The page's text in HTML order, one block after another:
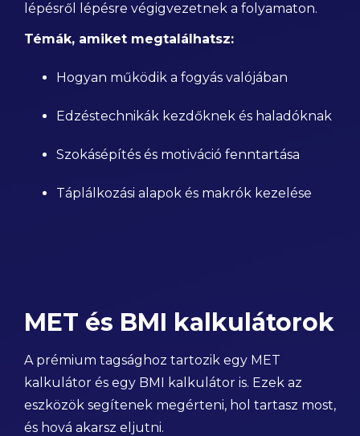
lépésről lépésre végigvezetnek a folyamaton.
Témák, amiket megtalálhatsz:
Hogyan működik a fogyás valójában
Edzéstechnikák kezdőknek és haladóknak
Szokásépítés és motiváció fenntartása
Táplálkozási alapok és makrók kezelése
MET és BMI kalkulátorok
A prémium tagsághoz tartozik egy MET
kalkulátor és egy BMI kalkulátor is. Ezek az
eszközök segítenek megérteni, hol tartasz most,
és hová akarsz eljutni.